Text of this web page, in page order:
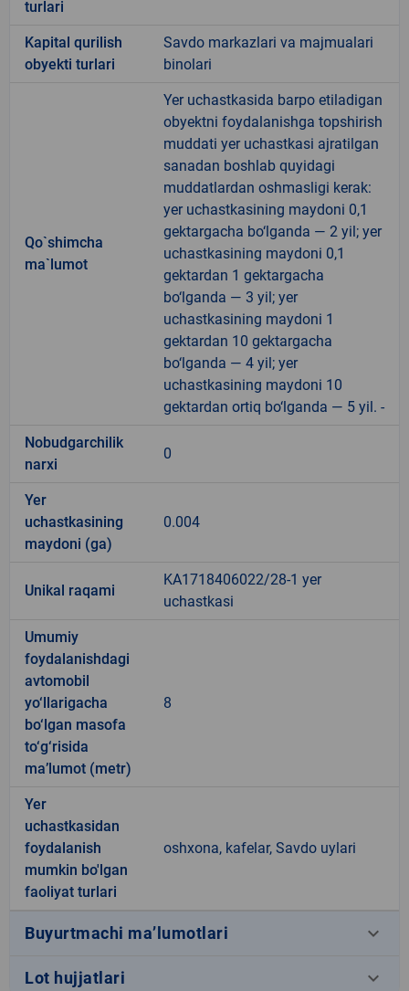
turlari
Kapital qurilish
obyekti turlari
Savdo markazlari va majmualari
binolari
Qo`shimcha
ma`lumot
Yer uchastkasida barpo etiladigan
obyektni foydalanishga topshirish
muddati yer uchastkasi ajratilgan
sanadan boshlab quyidagi
muddatlardan oshmasligi kerak:
yer uchastkasining maydoni 0,1
gektargacha bo‘lganda — 2 yil; yer
uchastkasining maydoni 0,1
gektardan 1 gektargacha
bo‘lganda — 3 yil; yer
uchastkasining maydoni 1
gektardan 10 gektargacha
bo‘lganda — 4 yil; yer
uchastkasining maydoni 10
gektardan ortiq bo‘lganda — 5 yil. -
Nobudgarchilik
narxi
0
Yer
uchastkasining
maydoni (ga)
0.004
Unikal raqami
KA1718406022/28-1 yer
uchastkasi
Umumiy
foydalanishdagi
avtomobil
yo‘llarigacha
bo‘lgan masofa
to‘g‘risida
ma’lumot (metr)
8
Yer
uchastkasidan
foydalanish
mumkin bo'lgan
faoliyat turlari
oshxona, kafelar, Savdo uylari
Buyurtmachi ma’lumotlari keyboard_arrow_down
Lot hujjatlari keyboard_arrow_down